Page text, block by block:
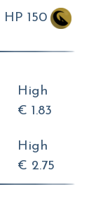
HP 150
High
€ 1.83
High
€ 2.75